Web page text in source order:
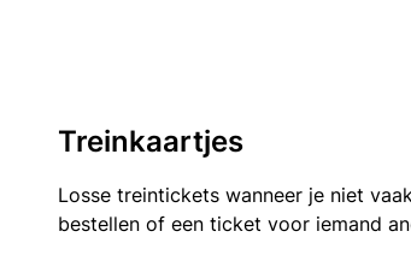
Treinkaartjes
Losse treintickets wanneer je niet
bestellen of een ticket voor iemand